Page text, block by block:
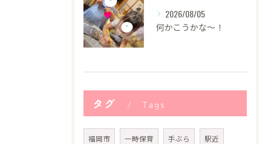
2026/08/05
何かこうかな〜！
タグ Tags
福岡市 一時保育 手ぶら 駅近